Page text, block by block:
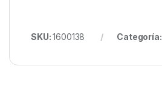
SKU:1600138 Categoría: